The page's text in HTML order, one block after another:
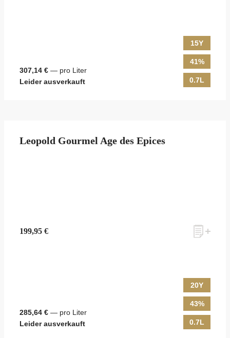
307,14 € — pro Liter
Leider ausverkauft
15Y
41%
0.7L
Leopold Gourmel Age des Epices
199,95 €
285,64 € — pro Liter
Leider ausverkauft
20Y
43%
0.7L